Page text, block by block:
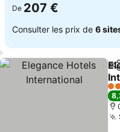
De 207 €
Consulter les prix de 6
5